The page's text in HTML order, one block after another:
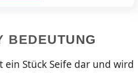
BEDEUTUNG
ein Stück Seife dar und wird